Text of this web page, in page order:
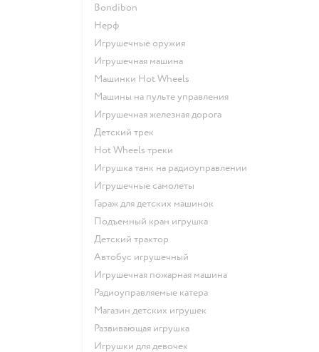
Bondibon
Нерф
Игрушечные оружия
Игрушечная машина
Машинки Hot Wheels
Машины на пульте управления
Игрушечная железная дорога
Детский трек
Hot Wheels треки
Игрушка танк на радиоуправлении
Игрушечные самолеты
Гараж для детских машинок
Подъемный кран игрушка
Детский трактор
Автобус игрушечный
Игрушечная пожарная машина
Радиоуправляемые катера
Магазин детских игрушек
Развивающая игрушка
Игрушки для девочек